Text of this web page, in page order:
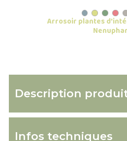
Arrosoir plantes
Nenuphar
Description
Infos techniques